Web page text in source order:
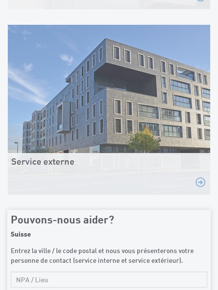
Service externe
Pouvons-nous aider?
Suisse
Entrez la ville / le code postal et nous vous présenterons votre
personne de contact (service interne et service extérieur).